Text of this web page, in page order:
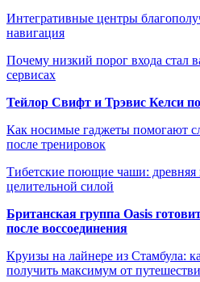
Интегративные центры
навигация
Почему низкий порог входа стал
сервисах
Тейлор Свифт и Трэвис Келси
Как носимые гаджеты помогают
после тренировок
Тибетские поющие чаши: древняя
целительной силой
Британская группа Oasis
после воссоединения
Круизы на лайнере из Стамбула:
получить максимум от